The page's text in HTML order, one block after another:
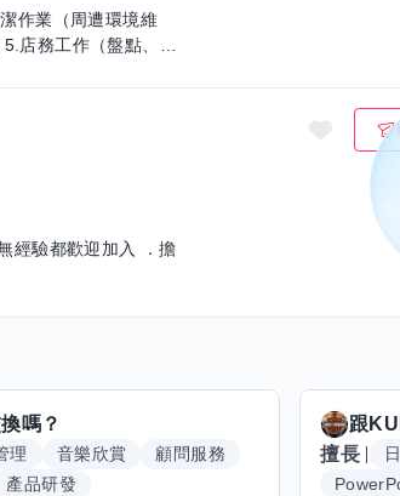
作業（周遭環境維
店務工作（盤點、備
都歡迎加入 ．擔
嗎？
理 音樂欣賞
顧問服務
產品研發
跟
擅長